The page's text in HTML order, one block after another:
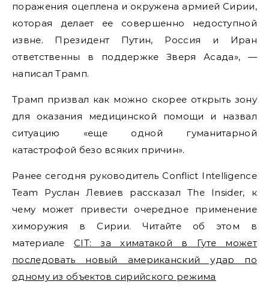
поражения оцеплена и окружена армией Сирии,
которая делает ее совершенно недоступной
извне. Президент Путин, Россия и Иран
ответственны в поддержке Зверя Асада», —
написал Трамп.
Трамп призвал как можно скорее открыть зону
для оказания медицинской помощи и назвал
ситуацию «еще одной гуманитарной
катастрофой безо всяких причин».
Ранее сегодня руководитель Conflict Intelligence
Team Руслан Левиев рассказал The Insider, к
чему может привести очередное применение
химоружия в Сирии. Читайте об этом в
материале CIT: за химатакой в Гуте может
последовать новый американский удар по
одному из объектов сирийского режима